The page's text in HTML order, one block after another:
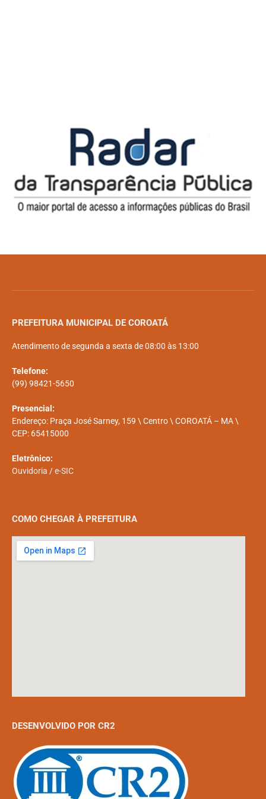
PREFEITURA MUNICIPAL DE COROATÁ
Atendimento de segunda a sexta de 08:00 às 13:00
Telefone:
(99) 98421-5650
Presencial:
Endereço: Praça José Sarney, 159 \ Centro \ COROATÁ – MA \
CEP: 65415000
Eletrônico:
Ouvidoria /e-SIC
COMO CHEGAR À PREFEITURA
DESENVOLVIDO POR CR2